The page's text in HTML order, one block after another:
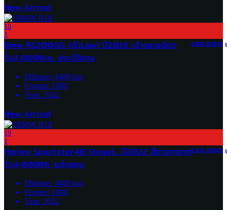
New Arrival
18
1
489,000
Bmw R1200GS (ตัวLow) ปี2016 เจ้าของเดียว
วิ่ง3,000Km. ประวัติครบ
Mileage: 4400 km
Engine: 1800
Year: 2022
New Arrival
19
1
549,000
Harley Sportster48 Stage1. ปี2022 สีขาวหายาก
วิ่ง4,000Mi. แต่งครบ
Mileage: 4400 km
Engine: 1800
Year: 2022